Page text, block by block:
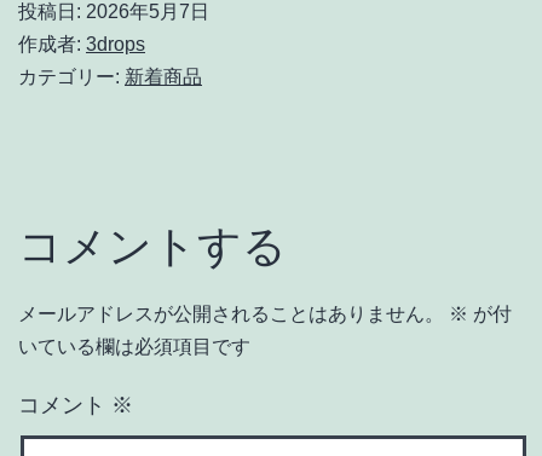
投稿日: 2026年5月7日
作成者: 3drops
カテゴリー: 新着商品
コメントする
メールアドレスが公開されることはありません。 ※ が付
いている欄は必須項目です
コメント ※